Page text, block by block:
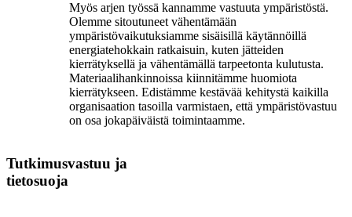
Myös arjen työssä kannamme vastuuta ympäristöstä.
Olemme sitoutuneet vähentämään
ympäristövaikutuksiamme sisäisillä käytännöillä
energiatehokkain ratkaisuin, kuten jätteiden
kierrätyksellä ja vähentämällä tarpeetonta kulutusta.
Materiaalihankinnoissa kiinnitämme huomiota
kierrätykseen. Edistämme kestävää kehitystä kaikilla
organisaation tasoilla varmistaen, että ympäristövastuu
on osa jokapäiväistä toimintaamme.
Tutkimusvastuu ja
tietosuoja